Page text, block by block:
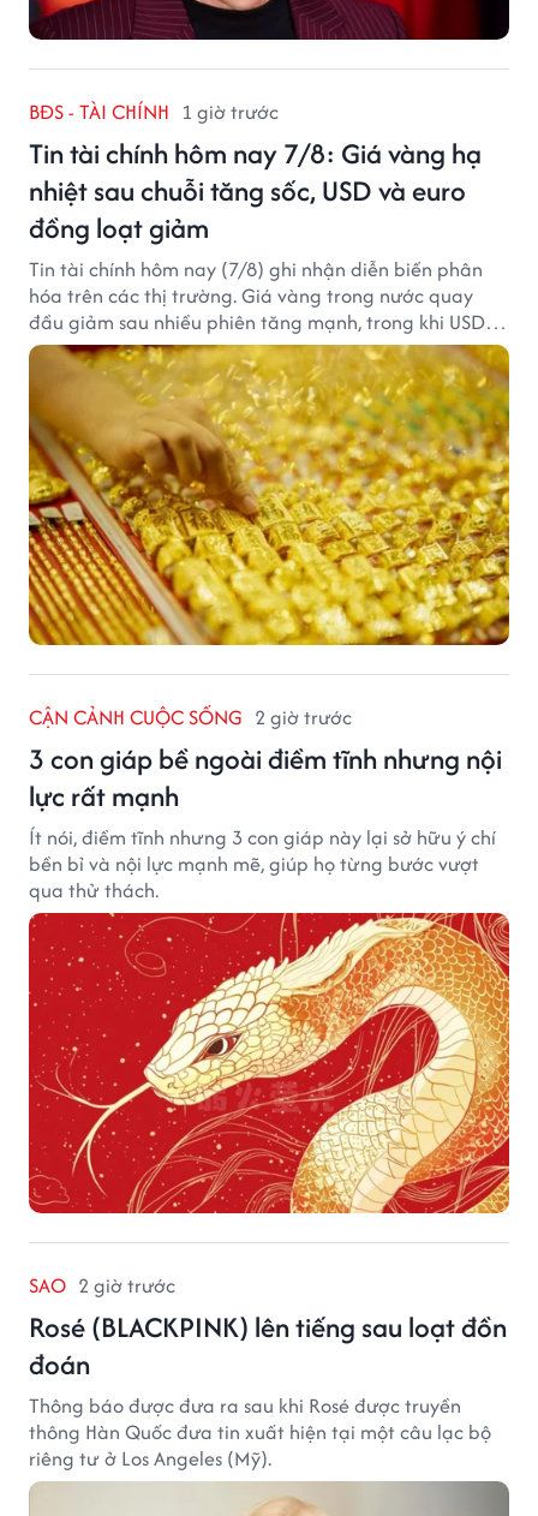
BĐS - TÀI CHÍNH 1 giờ trước
Tin tài chính hôm nay 7/8: Giá vàng hạ
nhiệt sau chuỗi tăng sốc, USD và euro
đồng loạt giảm
Tin tài chính hôm nay (7/8) ghi nhận diễn biến phân
hóa trên các thị trường. Giá vàng trong nước quay
đầu giảm sau nhiều phiên tăng mạnh, trong khi USD
tại ngân hàng tiếp tục suy yếu dù tỷ giá trung tâm lập
đỉnh mới.
CẬN CẢNH CUỘC SỐNG 2 giờ trước
3 con giáp bề ngoài điềm tĩnh nhưng nội
lực rất mạnh
Ít nói, điềm tĩnh nhưng 3 con giáp này lại sở hữu ý chí
bền bỉ và nội lực mạnh mẽ, giúp họ từng bước vượt
qua thử thách.
SAO 2 giờ trước
Rosé (BLACKPINK) lên tiếng sau loạt đồn
đoán
Thông báo được đưa ra sau khi Rosé được truyền
thông Hàn Quốc đưa tin xuất hiện tại một câu lạc bộ
riêng tư ở Los Angeles (Mỹ).